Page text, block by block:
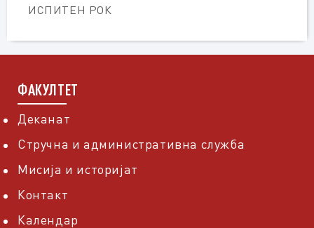
ИСПИТЕН РОК
ФАКУЛТЕТ
Деканат
Стручна и административна служба
Мисија и историјат
Контакт
Календар